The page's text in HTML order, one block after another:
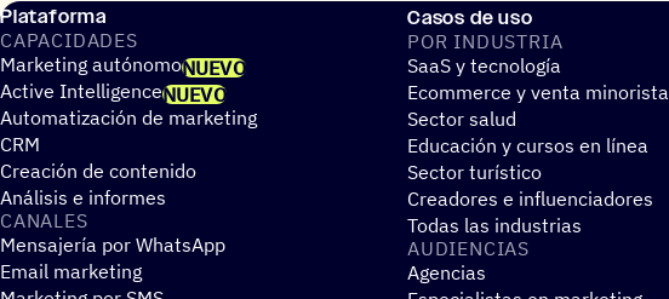
Plataforma
CAPA­CI­DA­DES
Marketing autónomoNUEVO
Active IntelligenceNUEVO
Automatización de marketing
CRM
Creación de contenido
Análisis e informes
CANALES
Mensajería por WhatsApp
Email marketing
Casos de uso
POR INDUS­TRIA
SaaS y tecnología
Ecommerce y venta minorista
Sector salud
Educación y cursos en línea
Sector turístico
Creadores e influenciadores
Todas las industrias
AUDIEN­CIAS
Agencias